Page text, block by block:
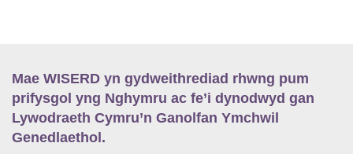
Mae WISERD yn gydweithrediad rhwng pum
prifysgol yng Nghymru ac fe’i dynodwyd gan
Lywodraeth Cymru’n Ganolfan Ymchwil
Genedlaethol.